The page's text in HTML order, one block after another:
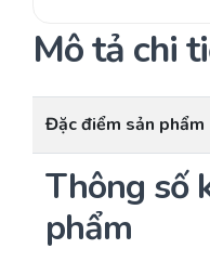
Mô tả chi
Đặc điểm sản phẩm
Thông số
phẩm